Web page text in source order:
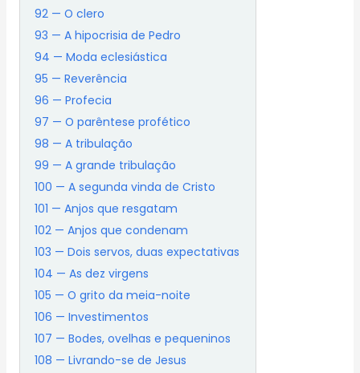
92 — O clero
93 — A hipocrisia de Pedro
94 — Moda eclesiástica
95 — Reverência
96 — Profecia
97 — O parêntese profético
98 — A tribulação
99 — A grande tribulação
100 — A segunda vinda de Cristo
101 — Anjos que resgatam
102 — Anjos que condenam
103 — Dois servos, duas expectativas
104 — As dez virgens
105 — O grito da meia-noite
106 — Investimentos
107 — Bodes, ovelhas e pequeninos
108 — Livrando-se de Jesus